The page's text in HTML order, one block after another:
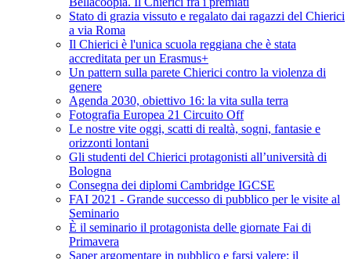
Stato di grazia vissuto e regalato dai ragazzi del Chierici
a via Roma
Il Chierici è l'unica scuola reggiana che è stata
accreditata per un Erasmus+
Un pattern sulla parete Chierici contro la violenza di
genere
Agenda 2030, obiettivo 16: la vita sulla terra
Fotografia Europea 21 Circuito Off
Le nostre vite oggi, scatti di realtà, sogni, fantasie e
orizzonti lontani
Gli studenti del Chierici protagonisti all’università di
Bologna
Consegna dei diplomi Cambridge IGCSE
FAI 2021 - Grande successo di pubblico per le visite al
Seminario
È il seminario il protagonista delle giornate Fai di
Primavera
Saper argomentare in pubblico e farsi valere: il